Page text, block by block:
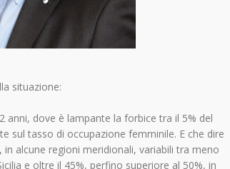
situazione:
anni, dove è lampante la forbice tra il 5% del
sul tasso di occupazione femminile. E che dire
alcune regioni meridionali, variabili tra meno
e oltre il 45%, perfino superiore al 50%, in